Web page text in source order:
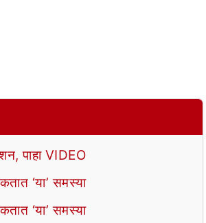
पाहा VIDEO
‘या’ समस्या
‘या’ समस्या